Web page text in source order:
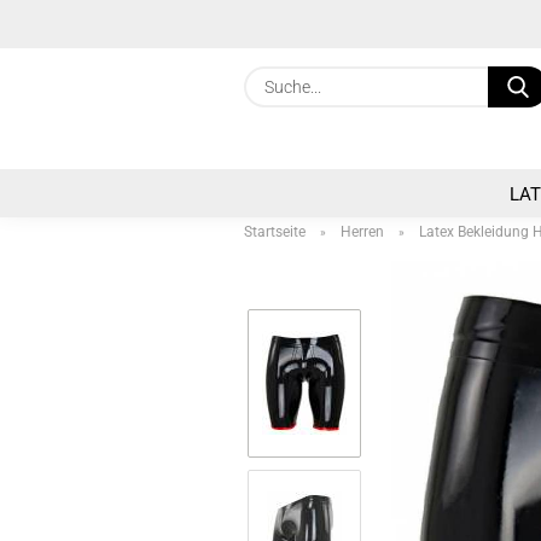
Startseite » Herren » Latex Bekleidung